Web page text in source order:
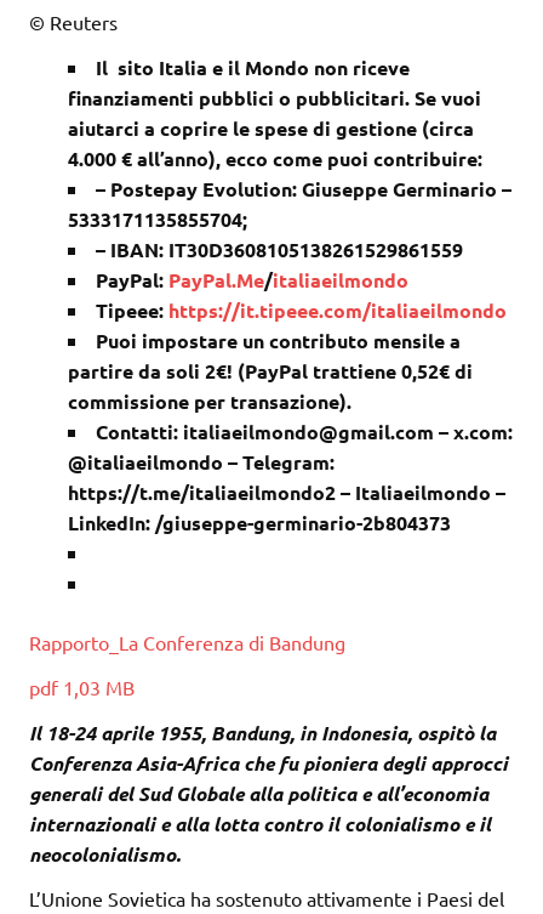
© Reuters
Il sito Italia e il Mondo non riceve
finanziamenti pubblici o pubblicitari. Se vuoi
aiutarci a coprire le spese di gestione (circa
4.000 € all’anno), ecco come puoi contribuire:
– Postepay Evolution: Giuseppe Germinario –
5333171135855704;
– IBAN: IT30D3608105138261529861559
PayPal: PayPal.Me/italiaeilmondo
Tipeee: https://it.tipeee.com/italiaeilmondo
Puoi impostare un contributo mensile a
partire da soli 2€! (PayPal trattiene 0,52€ di
commissione per transazione).
Contatti: italiaeilmondo@gmail.com – x.com:
@italiaeilmondo – Telegram:
https://t.me/italiaeilmondo2 – Italiaeilmondo –
LinkedIn: /giuseppe-germinario-2b804373
Rapporto_La Conferenza di Bandung
pdf 1,03 MB
Il 18-24 aprile 1955, Bandung, in Indonesia, ospitò la
Conferenza Asia-Africa che fu pioniera degli approcci
generali del Sud Globale alla politica e all’economia
internazionali e alla lotta contro il colonialismo e il
neocolonialismo.
L’Unione Sovietica ha sostenuto attivamente i Paesi del